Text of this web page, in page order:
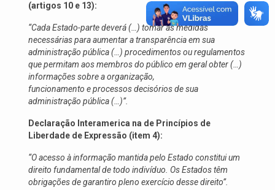
(artigos 10 e 13):
“Cada Estado-parte deverá (…) tomar as medidas
necessárias para aumentar a transparência em sua
administração pública (…) procedimentos ou regulamentos
que permitam aos membros do público em geral obter (…)
informações sobre a organização,
funcionamento e processos decisórios de sua
administração pública (…)”.
Declaração Interamerica na de Princípios de
Liberdade de Expressão (item 4):
“O acesso à informação mantida pelo Estado constitui um
direito fundamental de todo indivíduo. Os Estados têm
obrigações de garantiro pleno exercício desse direito”.